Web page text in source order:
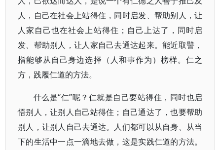
人，自己在社会上站得住，同时启发、帮助别人，让
人家自己也在社会上站得住；自己上达了，同时启
发、帮助别人，让人家自己去通达起来。能近取譬，
指能够从自己身边选择（人和事作为）榜样。仁之
方，践履仁道的方法。
什么是“仁”呢？仁就是自己要站得住，同时也启
悟别人，让别人自己站得住；自己通达了，也要帮助
别人，让别人自己去通达。人们都可以从自身、从当
下的生活中一点一滴地去做，这是实践仁道的方法。